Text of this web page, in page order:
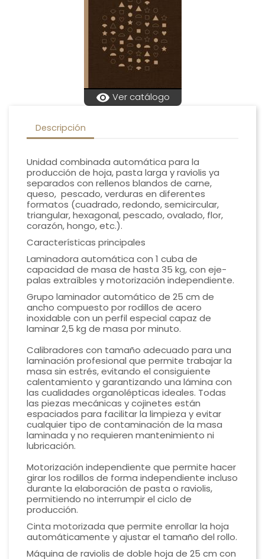
visibility Ver catálogo
Descripción
Unidad combinada automática para la
producción de hoja, pasta larga y raviolis ya
separados con rellenos blandos de carne,
queso, pescado, verduras en diferentes
formatos (cuadrado, redondo, semicircular,
triangular, hexagonal, pescado, ovalado, flor,
corazón, hongo, etc.).
Características principales
Laminadora automática con 1 cuba de
capacidad de masa de hasta 35 kg, con eje-
palas extraíbles y motorización independiente.
Grupo laminador automático de 25 cm de
ancho compuesto por rodillos de acero
inoxidable con un perfil especial capaz de
laminar 2,5 kg de masa por minuto.
Calibradores con tamaño adecuado para una
laminación profesional que permite trabajar la
masa sin estrés, evitando el consiguiente
calentamiento y garantizando una lámina con
las cualidades organolépticas ideales. Todas
las piezas mecánicas y cojinetes están
espaciados para facilitar la limpieza y evitar
cualquier tipo de contaminación de la masa
laminada y no requieren mantenimiento ni
lubricación.
Motorización independiente que permite hacer
girar los rodillos de forma independiente incluso
durante la elaboración de pasta o raviolis,
permitiendo no interrumpir el ciclo de
producción.
Cinta motorizada que permite enrollar la hoja
automáticamente y ajustar el tamaño del rollo.
Máquina de raviolis de doble hoja de 25 cm con